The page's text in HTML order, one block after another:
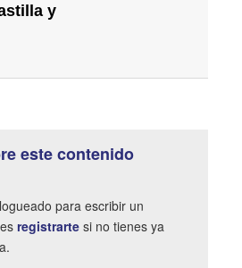
y
este contenido
para escribir un
registrarte si no tienes ya